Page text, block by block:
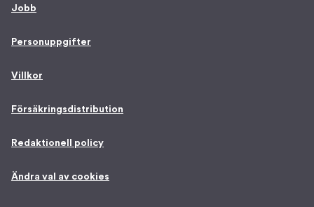
Jobb
Personuppgifter
Villkor
Försäkringsdistribution
Redaktionell policy
Ändra val av cookies